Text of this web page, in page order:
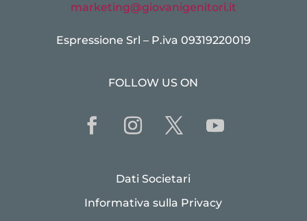
marketing@giovanigenitori.it
Espressione Srl – P.iva 09319220019
FOLLOW US ON
Dati Societari
Informativa sulla Privacy